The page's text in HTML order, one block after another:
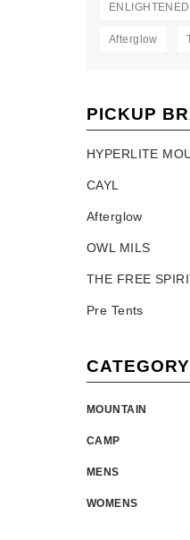
Afterglow
PICKUP
HYPERLITE
CAYL
Afterglow
OWL MILS
THE FREE
Pre Tents
CATEGORY
MOUNTAIN
CAMP
MENS
WOMENS